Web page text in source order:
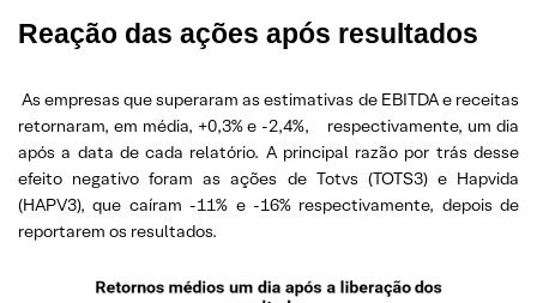
Reação das ações após resultados
As empresas que superaram as estimativas de EBITDA e receitas
retornaram, em média, +0,3% e -2,4%,
respectivamente, um dia
após a data de cada relatório. A principal razão por trás desse
efeito negativo foram as ações de Totvs (TOTS3) e Hapvida
(HAPV3), que caíram -11% e -16% respectivamente, depois de
reportarem os resultados.